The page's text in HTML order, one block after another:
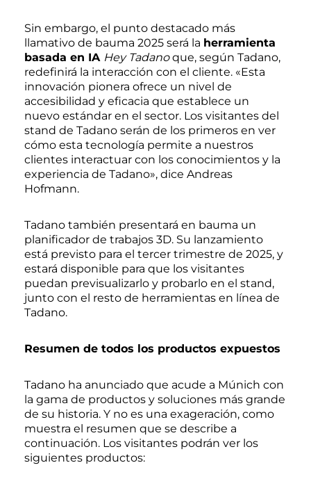
Sin embargo, el punto destacado más
llamativo de bauma 2025 será la herramienta
basada en IA Hey Tadanoque, según Tadano,
redefinirá la interacción con el cliente. «Esta
innovación pionera ofrece un nivel de
accesibilidad y eficacia que establece un
nuevo estándar en el sector. Los visitantes del
stand de Tadano serán de los primeros en ver
cómo esta tecnología permite a nuestros
clientes interactuar con los conocimientos y la
experiencia de Tadano», dice Andreas
Hofmann.
Tadano también presentará en bauma un
planificador de trabajos 3D. Su lanzamiento
está previsto para el tercer trimestre de 2025, y
estará disponible para que los visitantes
puedan previsualizarlo y probarlo en el stand,
junto con el resto de herramientas en línea de
Tadano.
Resumen de todos los productos expuestos
Tadano ha anunciado que acude a Múnich con
la gama de productos y soluciones más grande
de su historia. Y no es una exageración, como
muestra el resumen que se describe a
continuación. Los visitantes podrán ver los
siguientes productos: